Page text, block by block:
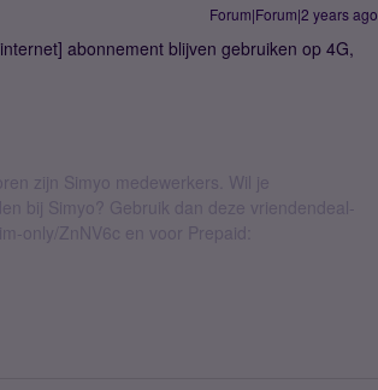
Forum|Forum|2 years ago
abonnement blijven gebruiken op 4G,
zijn Simyo medewerkers. Wil je
bij Simyo? Gebruik dan deze vriendendeal-
only/ZnNV6c en voor Prepaid: